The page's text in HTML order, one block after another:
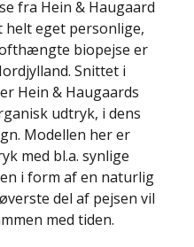
fra Hein & Haugaard
eget personlige,
biopejse er
Snittet i
Hein & Haugaards
udtryk, i dens
Modellen her er
med bl.a. synlige
i form af en naturlig
del af pejsen vil
med tiden.